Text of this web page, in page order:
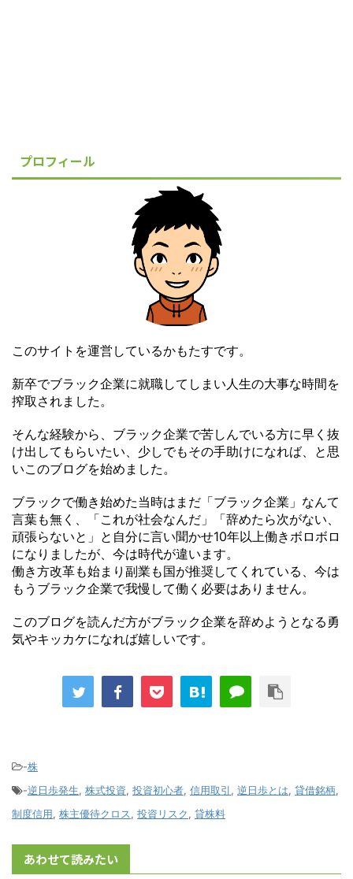
プロフィール
このサイトを運営しているかもたすです。
新卒でブラック企業に就職してしまい人生の大事な時間を
搾取されました。
そんな経験から、ブラック企業で苦しんでいる方に早く抜
け出してもらいたい、少しでもその手助けになれば、と思
いこのブログを始めました。
ブラックで働き始めた当時はまだ「ブラック企業」なんて
言葉も無く、「これが社会なんだ」「辞めたら次がない、
頑張らないと」と自分に言い聞かせ10年以上働きボロボロ
になりましたが、今は時代が違います。
働き方改革も始まり副業も国が推奨してくれている、今は
もうブラック企業で我慢して働く必要はありません。
このブログを読んだ方がブラック企業を辞めようとなる勇
気やキッカケになれば嬉しいです。
-株
-逆日歩発生, 株式投資, 投資初心者, 信用取引, 逆日歩とは, 貸借銘柄,
制度信用, 株主優待クロス, 投資リスク, 貸株料
あわせて読みたい